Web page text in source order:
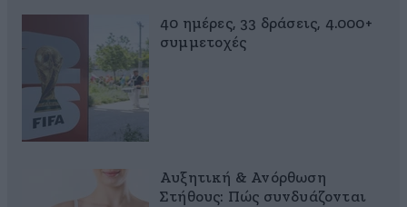
40 ημέρες, 33 δράσεις, 4.000+
συμμετοχές
Αυξητική & Ανόρθωση
Στήθους: Πώς συνδυάζονται